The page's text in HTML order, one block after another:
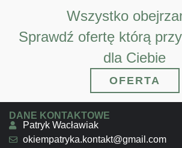
Wszystko
Sprawdź ofertę którą
dla Ciebie
OFERTA
DANE KONTAKTOWE
Patryk Wacławiak
okiempatryka.kontakt@gmail.com